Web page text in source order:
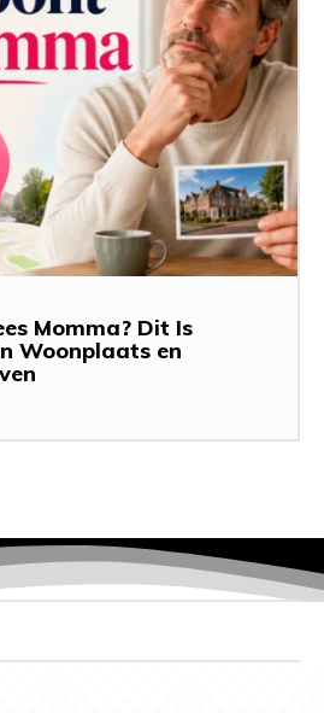
Momma? Dit Is
Woonplaats en